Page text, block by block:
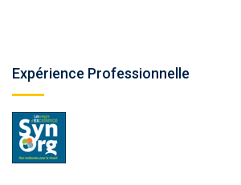
Expérience Professionnelle